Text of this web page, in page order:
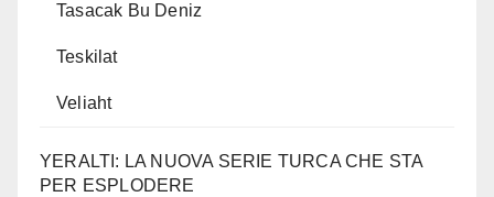
Tasacak Bu Deniz
Teskilat
Veliaht
YERALTI: LA NUOVA SERIE TURCA CHE STA
PER ESPLODERE